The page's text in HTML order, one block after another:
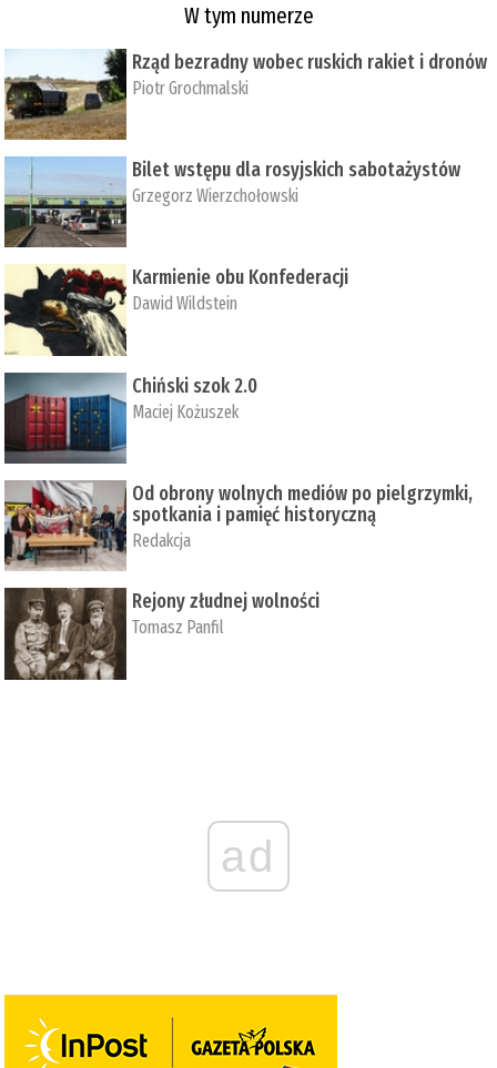
W tym numerze
Rząd bezradny wobec ruskich rakiet i dronów
Piotr Grochmalski
Bilet wstępu dla rosyjskich sabotażystów
Grzegorz Wierzchołowski
Karmienie obu Konfederacji
Dawid Wildstein
Chiński szok 2.0
Maciej Kożuszek
Od obrony wolnych mediów po pielgrzymki,
spotkania i pamięć historyczną
Redakcja
Rejony złudnej wolności
Tomasz Panfil
ad